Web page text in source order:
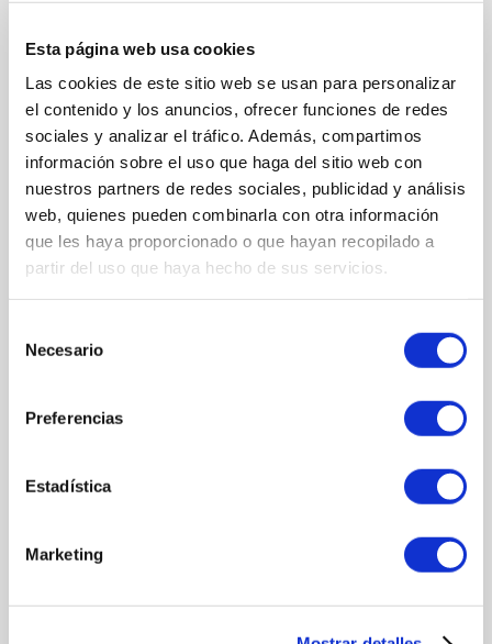
Esta página web usa cookies
Las cookies de este sitio web se usan para personalizar
el contenido y los anuncios, ofrecer funciones de redes
sociales y analizar el tráfico. Además, compartimos
información sobre el uso que haga del sitio web con
nuestros partners de redes sociales, publicidad y análisis
web, quienes pueden combinarla con otra información
que les haya proporcionado o que hayan recopilado a
partir del uso que haya hecho de sus servicios.
Necesario
Preferencias
Estadística
Marketing
Textura ligera y agradable: se absorbe rápidamente, ideal
Formato: 50 ml
COMPOSICIÓN
ACTIVOS
BRC: estimula la regeneración celular, favorece la reparación y
Polifenoles naturales
: potentes antioxidantes y prebióticos que
Niacinamida
: unifica el tono, mejora la apariencia de manchas y
Péptidos (Copper tripeptide-1, Palmitoyl pentapeptide-4,
Argireline®)
: refuerzan la firmeza, elasticidad y reducen la
Ácido hialurónico
: asegura una hidratación intensa, mejora la
elasticidad y ayuda a rellenar líneas de expresión.